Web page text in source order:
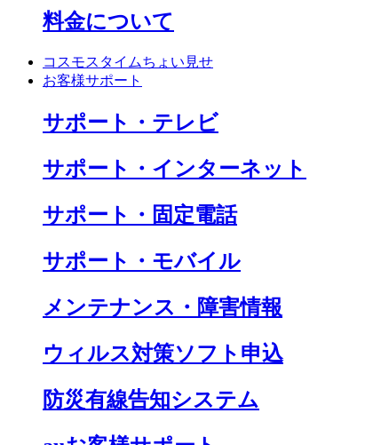
料金について
コスモスタイムちょい見せ
お客様サポート
サポート・テレビ
サポート・インターネット
サポート・固定電話
サポート・モバイル
メンテナンス・障害情報
ウィルス対策ソフト申込
防災有線告知システム